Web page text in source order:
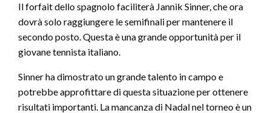
Il forfait dello spagnolo faciliterà Jannik Sinner, che ora
dovrà solo raggiungere le semifinali per mantenere il
secondo posto. Questa è una grande opportunità per il
giovane tennista italiano.
Sinner ha dimostrato un grande talento in campo e
potrebbe approfittare di questa situazione per ottenere
risultati importanti. La mancanza di Nadal nel torneo è un